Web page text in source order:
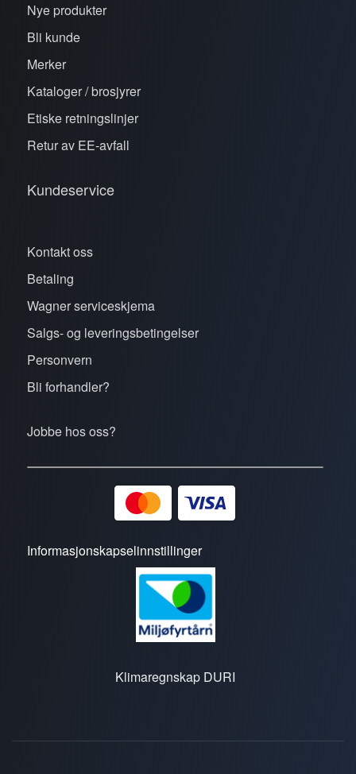
Nye produkter
Bli kunde
Merker
Kataloger / brosjyrer
Etiske retningslinjer
Retur av EE-avfall
Kundeservice
Kontakt oss
Betaling
Wagner serviceskjema
Salgs- og leveringsbetingelser
Personvern
Bli forhandler?
Jobbe hos oss?
Informasjonskapselinnstillinger
Klimaregnskap DURI